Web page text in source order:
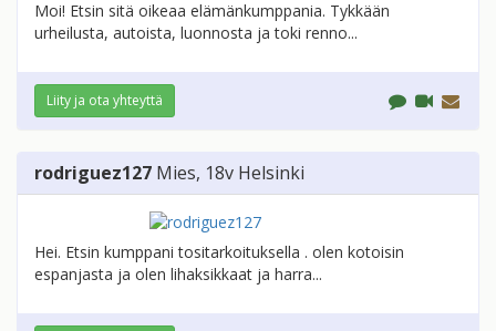
Moi! Etsin sitä oikeaa elämänkumppania. Tykkään
urheilusta, autoista, luonnosta ja toki renno...
Liity ja ota yhteyttä
rodriguez127 Mies, 18v Helsinki
Hei. Etsin kumppani tositarkoituksella . olen kotoisin
espanjasta ja olen lihaksikkaat ja harra...